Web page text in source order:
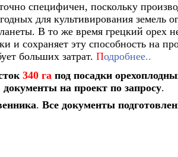
специфичен, поскольку
для культивирования земель
В то же время грецкий орех
и сохраняет эту способность на
больших затрат. Подробнее..
340 гапод посадки
на проект по запросу.
. Все документы